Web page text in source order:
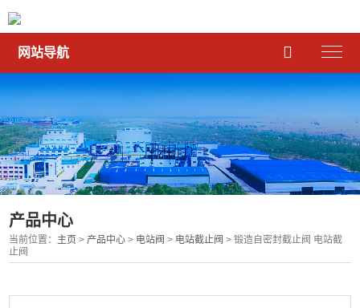
网站导航 
产品中心
当前位置： 主页 > 产品中心 > 电站阀 > 电站截止阀 > 锻造自密封截止阀 电站截
止阀